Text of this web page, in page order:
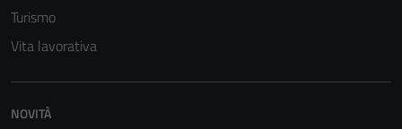
Turismo
Vita lavorativa
NOVITÀ